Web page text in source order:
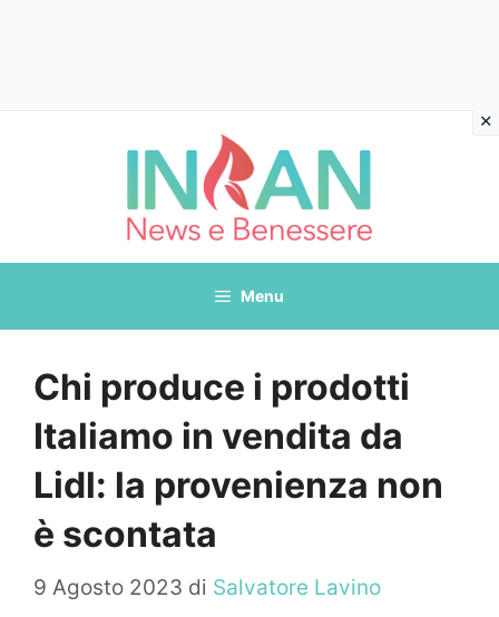
Menu
Chi produce i prodotti
Italiamo in vendita da
Lidl: la provenienza non
è scontata
9 Agosto 2023 di Salvatore Lavino